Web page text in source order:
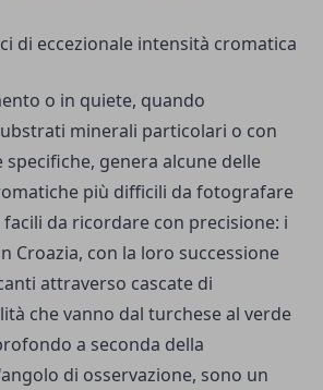
di eccezionale intensità cromatica
o in quiete, quando
minerali particolari o con
genera alcune delle
più difficili da fotografare
da ricordare con precisione: i
Croazia, con la loro successione
attraverso cascate di
che vanno dal turchese al verde
a seconda della
di osservazione, sono un